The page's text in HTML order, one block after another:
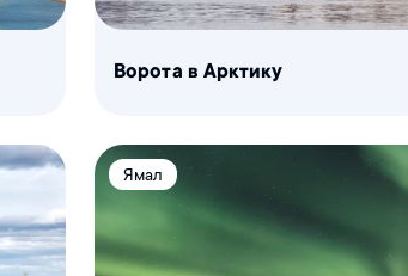
Ворота в Арктику
Ямал